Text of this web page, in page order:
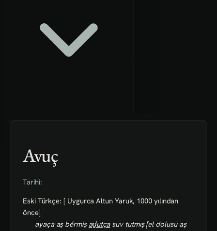
Avuç
Tarihi:
Eski Türkçe: [ Uygurca Altun Yaruk, 1000 yılından
önce]
ayaça aş bérmiş aḏutçasuv tutmış [el dolusu aş